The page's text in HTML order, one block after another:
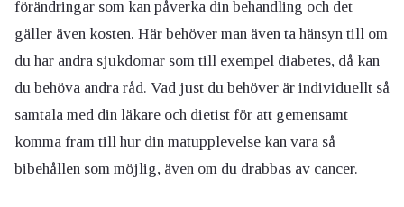
förändringar som kan påverka din behandling och det
gäller även kosten. Här behöver man även ta hänsyn till om
du har andra sjukdomar som till exempel diabetes, då kan
du behöva andra råd. Vad just du behöver är individuellt så
samtala med din läkare och dietist för att gemensamt
komma fram till hur din matupplevelse kan vara så
bibehållen som möjlig, även om du drabbas av cancer.